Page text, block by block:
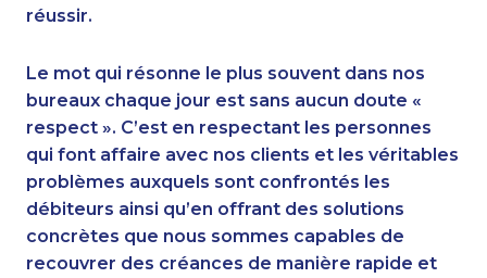
réussir.
Le mot qui résonne le plus souvent dans nos
bureaux chaque jour est sans aucun doute «
respect ». C’est en respectant les personnes
qui font affaire avec nos clients et les véritables
problèmes auxquels sont confrontés les
débiteurs ainsi qu’en offrant des solutions
concrètes que nous sommes capables de
recouvrer des créances de manière rapide et